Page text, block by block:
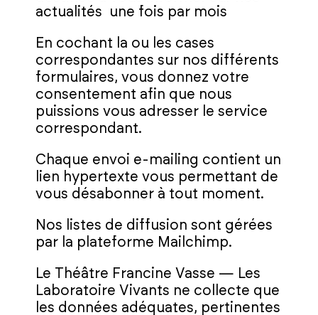
actualités une fois par mois
En cochant la ou les cases
correspondantes sur nos différents
formulaires, vous donnez votre
consentement afin que nous
puissions vous adresser le service
correspondant.
Chaque envoi e‑mailing contient un
lien hypertexte vous permettant de
vous désabonner à tout moment.
Nos listes de diffusion sont gérées
par la plateforme Mailchimp.
Le Théâtre Francine Vasse — Les
Laboratoire Vivants ne collecte que
les données adéquates, pertinentes